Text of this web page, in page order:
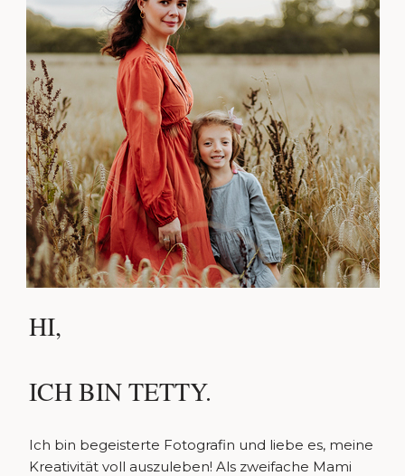
HI,
ICH BIN TETTY.
Ich bin begeisterte Fotografin und liebe es, meine
Kreativität voll auszuleben! Als zweifache Mami